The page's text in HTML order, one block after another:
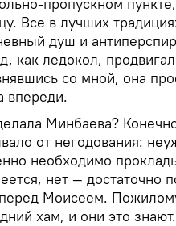
Все в лучших
душ и
как ледокол,
со мной, она
впереди.
Минбаева?
от негодования:
необходимо
нет — достаточно
Моисеем.
хам, и они это знают.